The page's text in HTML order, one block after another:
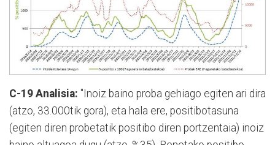
C-19 Analisia: "Inoiz baino proba gehiago egiten ari dira
(atzo, 33.000tik gora), eta hala ere, positibotasuna
(egiten diren probetatik positibo diren portzentaia) inoiz